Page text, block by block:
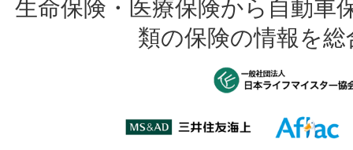
生命保険・医療保険から自動車
類の保険の情報を